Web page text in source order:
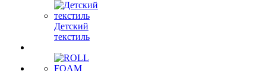
Детский
текстиль